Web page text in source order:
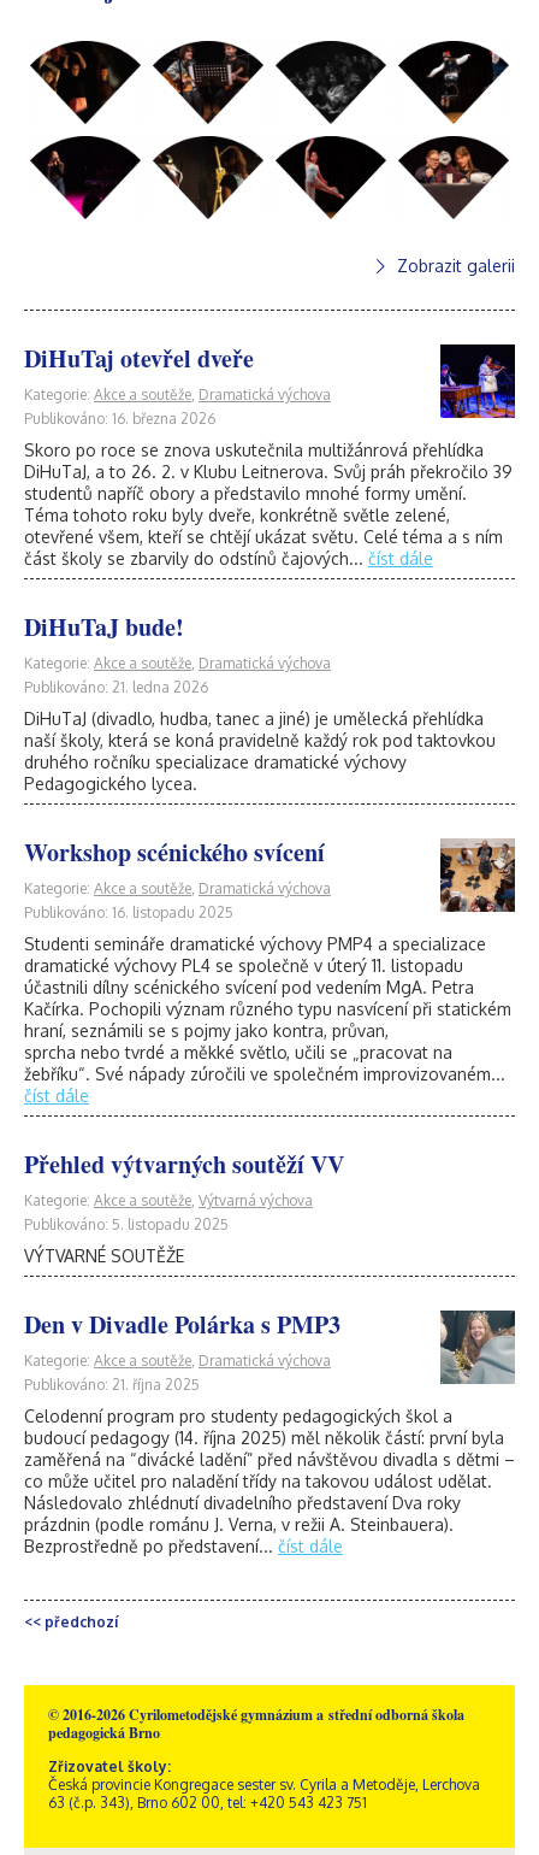
Zobrazit galerii
DiHuTaj otevřel dveře
Kategorie: Akce a soutěže Dramatická výchova
Publikováno: 16. března 2026
Skoro po roce se znova uskutečnila multižánrová přehlídka
DiHuTaJ, a to 26. 2. v Klubu Leitnerova. Svůj práh překročilo 39
studentů napříč obory a představilo mnohé formy umění.
Téma tohoto roku byly dveře, konkrétně světle zelené,
otevřené všem, kteří se chtějí ukázat světu. Celé téma a s ním
část školy se zbarvily do odstínů čajových... číst dále
DiHuTaJ bude!
Kategorie: Akce a soutěže Dramatická výchova
Publikováno: 21. ledna 2026
DiHuTaJ (divadlo, hudba, tanec a jiné) je umělecká přehlídka
naší školy, která se koná pravidelně každý rok pod taktovkou
druhého ročníku specializace dramatické výchovy
Pedagogického lycea.
Workshop scénického svícení
Kategorie: Akce a soutěže Dramatická výchova
Publikováno: 16. listopadu 2025
Studenti semináře dramatické výchovy PMP4 a specializace
dramatické výchovy PL4 se společně v úterý 11. listopadu
účastnili dílny scénického svícení pod vedením MgA. Petra
Kačírka. Pochopili význam různého typu nasvícení při statickém
hraní, seznámili se s pojmy jako kontra, průvan,
sprcha nebo tvrdé a měkké světlo, učili se „pracovat na
žebříku“. Své nápady zúročili ve společném improvizovaném...
číst dále
Přehled výtvarných soutěží VV
Kategorie: Akce a soutěže Výtvarná výchova
Publikováno: 5. listopadu 2025
VÝTVARNÉ SOUTĚŽE
Den v Divadle Polárka s PMP3
Kategorie: Akce a soutěže Dramatická výchova
Publikováno: 21. října 2025
Celodenní program pro studenty pedagogických škol a
budoucí pedagogy (14. října 2025) měl několik částí: první byla
zaměřená na “divácké ladění” před návštěvou divadla s dětmi –
co může učitel pro naladění třídy na takovou událost udělat.
Následovalo zhlédnutí divadelního představení Dva roky
prázdnin (podle románu J. Verna, v režii A. Steinbauera).
Bezprostředně po představení... číst dále
<< předchozí
© 2016-2026 Cyrilometodějské gymnázium a střední odborná škola
pedagogická Brno
Zřizovatel školy:
Česká provincie Kongregace sester sv. Cyrila a Metoděje, Lerchova
63 (č.p. 343), Brno 602 00, tel: +420 543 423 751